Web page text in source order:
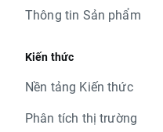
Thông tin Sản phẩm
Kiến thức
Nền tảng Kiến thức
Phân tích thị trường